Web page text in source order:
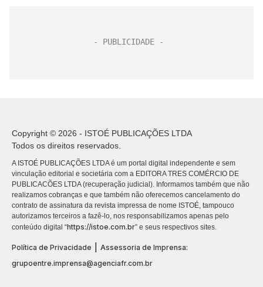
Copyright © 2026 - ISTOÉ PUBLICAÇÕES LTDA
Todos os direitos reservados.
A ISTOÉ PUBLICAÇÕES LTDA é um portal digital independente e sem
vinculação editorial e societária com a EDITORA TRES COMÉRCIO DE
PUBLICACÕES LTDA (recuperação judicial). Informamos também que não
realizamos cobranças e que também não oferecemos cancelamento do
contrato de assinatura da revista impressa de nome ISTOÉ, tampouco
autorizamos terceiros a fazê-lo, nos responsabilizamos apenas pelo
conteúdo digital “https://istoe.com.br” e seus respectivos sites.
Política de Privacidade
Assessoria de Imprensa:
grupoentre.imprensa@agenciafr.com.br